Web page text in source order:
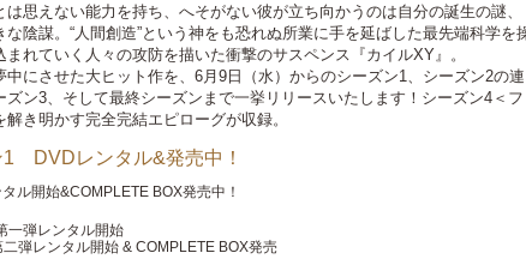
思えない能力を持ち、へそがない彼が立ち向かうのは自分の誕生の謎、
陰謀。“人間創造”という神をも恐れぬ所業に手を延ばした最先端科学を
れていく人々の攻防を描いた衝撃のサスペンス『カイルXY』。
にさせた大ヒット作を、6月9日（水）からのシーズン1、シーズン2の連
ン3、そして最終シーズンまで一挙リリースいたします！シーズン4＜フ
き明かす完全完結エピローグが収録。
1 DVDレンタル&発売中！
ル開始&COMPLETE BOX発売中！
一弾レンタル開始
弾レンタル開始 & COMPLETE BOX発売